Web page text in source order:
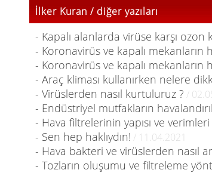
İlker Kuran / diğer yazıları
- Kapalı alanlarda virüse karşı ozon
- Koronavirüs ve kapalı mekanların
- Koronavirüs ve kapalı mekanların
- Araç kliması kullanırken nelere
- Virüslerden nasıl kurtuluruz ? /
- Endüstriyel mutfakların
- Hava filtrelerinin yapısı ve verimleri
- Sen hep haklıydın! / 11.04.2021
- Hava bakteri ve virüslerden nasıl
- Tozların oluşumu ve filtreleme